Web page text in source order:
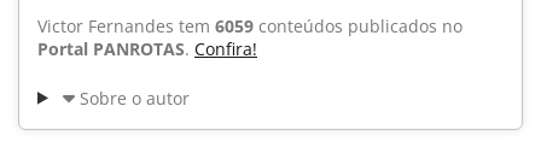
Victor Fernandes tem 6059 conteúdos publicados no
Portal PANROTAS. Confira!
Sobre o autor